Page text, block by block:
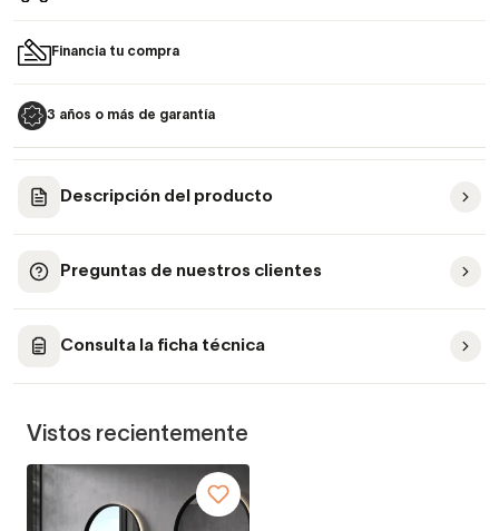
Financia tu compra
3 años o más de garantía
Descripción del producto
Preguntas de nuestros clientes
Consulta la ficha técnica
Vistos recientemente